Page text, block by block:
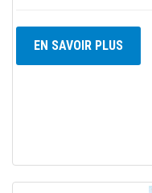
EN SAVOIR PLUS